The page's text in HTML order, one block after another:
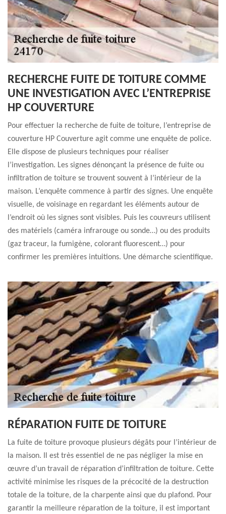
RECHERCHE FUITE DE TOITURE COMME
UNE INVESTIGATION AVEC L’ENTREPRISE
HP COUVERTURE
Pour effectuer la recherche de fuite de toiture, l’entreprise de
couverture HP Couverture agit comme une enquête de police.
Elle dispose de plusieurs techniques pour réaliser
l’investigation. Les signes dénonçant la présence de fuite ou
infiltration de toiture se trouvent souvent à l’intérieur de la
maison. L’enquête commence à partir des signes. Une enquête
visuelle, de voisinage en regardant les éléments autour de
l’endroit où les signes sont visibles. Puis les couvreurs utilisent
des matériels (caméra infrarouge ou sonde…) ou des produits
(gaz traceur, la fumigène, colorant fluorescent…) pour
confirmer les premières intuitions. Une démarche scientifique.
RÉPARATION FUITE DE TOITURE
La fuite de toiture provoque plusieurs dégâts pour l’intérieur de
la maison. Il est très essentiel de ne pas négliger la mise en
œuvre d’un travail de réparation d’infiltration de toiture. Cette
activité minimise les risques de la précocité de la destruction
totale de la toiture, de la charpente ainsi que du plafond. Pour
garantir la meilleure réparation de la toiture, il est important